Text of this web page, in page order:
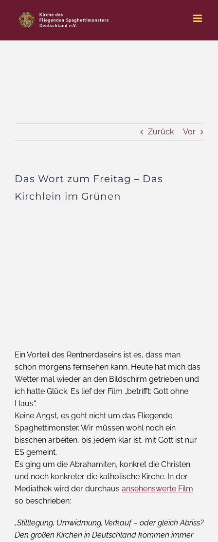
Inhalt
springen
Zurück Vor
Das Wort zum Freitag – Das
Kirchlein im Grünen
Ein Vorteil des Rentnerdaseins ist es, dass man
schon morgens fernsehen kann. Heute hat mich das
Wetter mal wieder an den Bildschirm getrieben und
ich hatte Glück. Es lief der Film „betrifft: Gott ohne
Haus“.
Keine Angst, es geht nicht um das Fliegende
Spaghettimonster. Wir müssen wohl noch ein
bisschen arbeiten, bis jedem klar ist, mit Gott ist nur
ES gemeint.
Es ging um die Abrahamiten, konkret die Christen
und noch konkreter die katholische Kirche. In der
Mediathek wird der durchaus ansehenswerte Film
so beschrieben:
„Stilllegung, Umwidmung, Verkauf – oder gleich Abriss?
Den großen Kirchen in Deutschland kommen immer